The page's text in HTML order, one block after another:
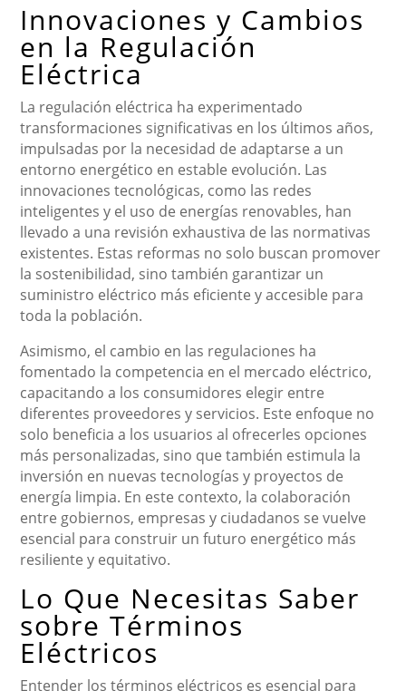
Innovaciones y Cambios
en la Regulación
Eléctrica
La regulación eléctrica ha experimentado
transformaciones significativas en los últimos años,
impulsadas por la necesidad de adaptarse a un
entorno energético en estable evolución. Las
innovaciones tecnológicas, como las redes
inteligentes y el uso de energías renovables, han
llevado a una revisión exhaustiva de las normativas
existentes. Estas reformas no solo buscan promover
la sostenibilidad, sino también garantizar un
suministro eléctrico más eficiente y accesible para
toda la población.
Asimismo, el cambio en las regulaciones ha
fomentado la competencia en el mercado eléctrico,
capacitando a los consumidores elegir entre
diferentes proveedores y servicios. Este enfoque no
solo beneficia a los usuarios al ofrecerles opciones
más personalizadas, sino que también estimula la
inversión en nuevas tecnologías y proyectos de
energía limpia. En este contexto, la colaboración
entre gobiernos, empresas y ciudadanos se vuelve
esencial para construir un futuro energético más
resiliente y equitativo.
Lo Que Necesitas Saber
sobre Términos
Eléctricos
Entender los términos eléctricos es esencial para